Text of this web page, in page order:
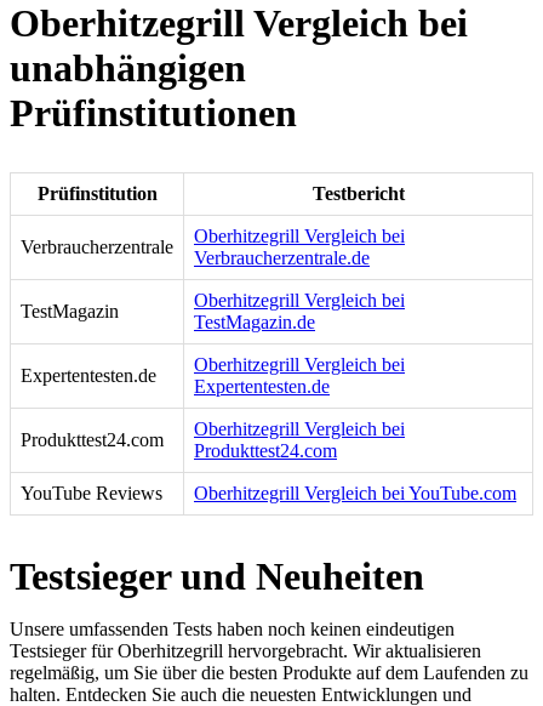
Oberhitzegrill Vergleich bei
unabhängigen
Prüfinstitutionen
Prüfinstitution Testbericht
Verbraucherzentrale
Oberhitzegrill Vergleich bei
Verbraucherzentrale.de
TestMagazin
Oberhitzegrill Vergleich bei
TestMagazin.de
Expertentesten.de
Oberhitzegrill Vergleich bei
Expertentesten.de
Produkttest24.com
Oberhitzegrill Vergleich bei
Produkttest24.com
YouTube Reviews Oberhitzegrill Vergleich bei YouTube.com
Testsieger und Neuheiten
Unsere umfassenden Tests haben noch keinen eindeutigen
Testsieger für Oberhitzegrill hervorgebracht. Wir aktualisieren
regelmäßig, um Sie über die besten Produkte auf dem Laufenden zu
halten. Entdecken Sie auch die neuesten Entwicklungen und